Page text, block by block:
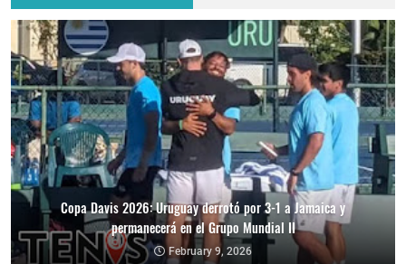
Copa Davis 2026: Uruguay derrotó por 3-1 a Jamaica y
permanecerá en el Grupo Mundial II
February 9, 2026